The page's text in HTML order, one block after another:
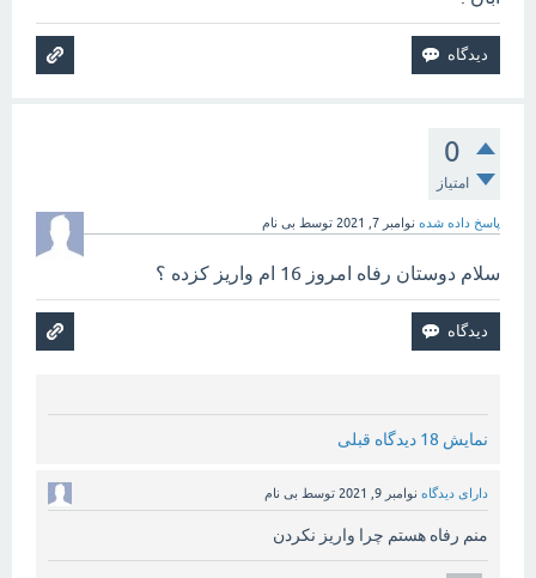
0
امتیاز
پاسخ داده شده نوامبر 7, 2021 توسط بی نام
سلام دوستان رفاه امروز 16 ام واریز کزده ؟
نمایش 18 دیدگاه قبلی
دارای دیدگاه نوامبر 9, 2021 توسط بی نام
منم رفاه هستم چرا واریز نکردن